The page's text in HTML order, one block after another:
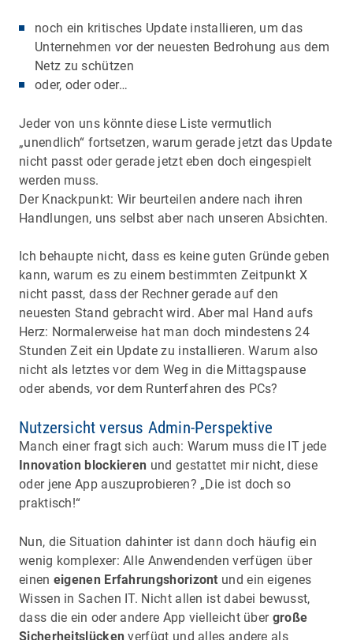
noch ein kritisches Update installieren, um das
Unternehmen vor der neuesten Bedrohung aus dem
Netz zu schützen
oder, oder oder…
Jeder von uns könnte diese Liste vermutlich
„unendlich“ fortsetzen, warum gerade jetzt das Update
nicht passt oder gerade jetzt eben doch eingespielt
werden muss.
Der Knackpunkt: Wir beurteilen andere nach ihren
Handlungen, uns selbst aber nach unseren Absichten.
Ich behaupte nicht, dass es keine guten Gründe geben
kann, warum es zu einem bestimmten Zeitpunkt X
nicht passt, dass der Rechner gerade auf den
neuesten Stand gebracht wird. Aber mal Hand aufs
Herz: Normalerweise hat man doch mindestens 24
Stunden Zeit ein Update zu installieren. Warum also
nicht als letztes vor dem Weg in die Mittagspause
oder abends, vor dem Runterfahren des PCs?
Nutzersicht versus Admin-Perspektive
Manch einer fragt sich auch: Warum muss die IT jede
Innovation blockieren und gestattet mir nicht, diese
oder jene App auszuprobieren? „Die ist doch so
praktisch!“
Nun, die Situation dahinter ist dann doch häufig ein
wenig komplexer: Alle Anwendenden verfügen über
einen eigenen Erfahrungshorizont und ein eigenes
Wissen in Sachen IT. Nicht allen ist dabei bewusst,
dass die ein oder andere App vielleicht über große
Sicherheitslücken verfügt und alles andere als